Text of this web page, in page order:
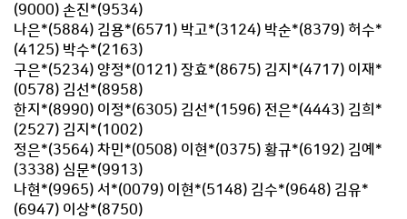
(9000) 손진*(9534)
나은*(5884) 김용*(6571) 박고*(3124) 박순*(8379) 허수*
(4125) 박수*(2163)
구은*(5234) 양정*(0121) 장효*(8675) 김지*(4717) 이재*
(0578) 김선*(8958)
한지*(8990) 이정*(6305) 김선*(1596) 전은*(4443) 김희*
(2527) 김지*(1002)
정은*(3564) 차민*(0508) 이현*(0375) 황규*(6192) 김예*
(3338) 심문*(9913)
나현*(9965) 서*(0079) 이현*(5148) 김수*(9648) 김유*
(6947) 이상*(8750)